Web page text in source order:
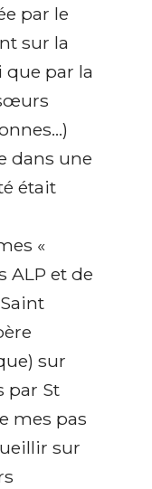
par le
sur la
que par la
dans une
était
«
ALP et de
sur
par St
mes pas
sur